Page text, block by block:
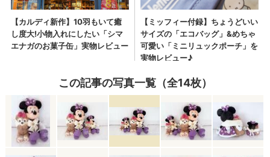
この記事の写真一覧（全14枚）